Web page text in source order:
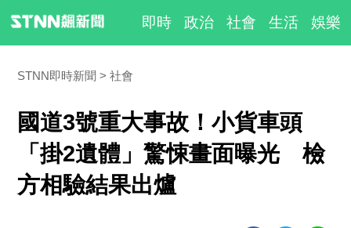
即時 政治 社會 生活 娛樂
STNN即時新聞 社會
國道3號重大事故！小貨車頭
「掛2遺體」驚悚畫面曝光 檢
方相驗結果出爐